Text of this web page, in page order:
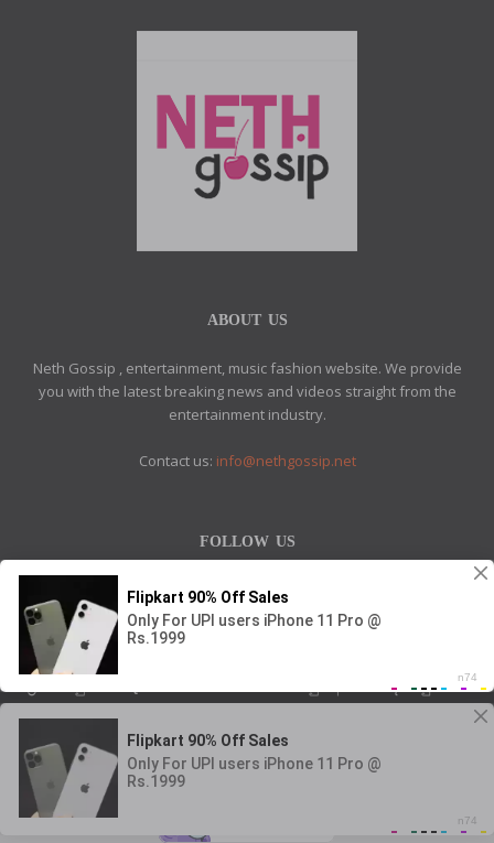
ABOUT US
Neth Gossip , entertainment, music fashion website. We provide
you with the latest breaking news and videos straight from the
entertainment industry.
Contact us: info@nethgossip.net
FOLLOW US
දේශිය පුවත්
ABOUT US
ETHICS POLICY
© Neth Gossip News Theme by Design Host Master Web LLC